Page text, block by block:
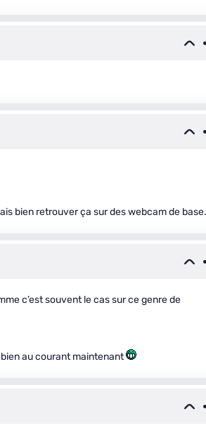
bien retrouver ça sur des webcam de base.
c’est souvent le cas sur ce genre de
bien au courant maintenant